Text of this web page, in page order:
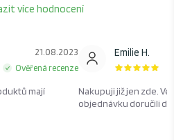
více hodnocení
21.08.2023
Ověřená recenze
mají
Emilie H.
Nakupuji již jen zde.
objednávku doručili